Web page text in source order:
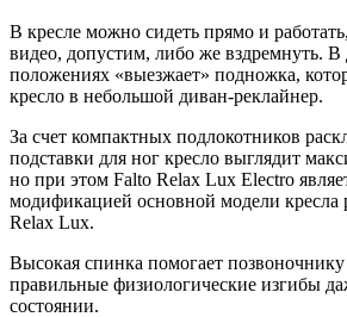
В кресле можно сидеть прямо и
видео, допустим, либо же вздремнуть. В
положениях «выезжает» подножка,
кресло в небольшой диван-реклайнер.
За счет компактных подлокотников
подставки для ног кресло выглядит
но при этом Falto Relax Lux Electro
модификацией основной модели кресла
Relax Lux.
Высокая спинка помогает позвоночнику
правильные физиологические изгибы
состоянии.